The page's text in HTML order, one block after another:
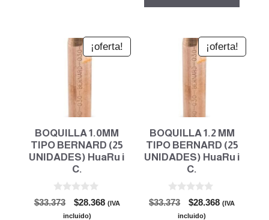
¡oferta!
BOQUILLA 1.0MM
TIPO BERNARD (25
UNIDADES) HuaRu i
C.
0
d
$33.373
El
precio
$28.368El(IVA
incluido)
¡oferta!
BOQUILLA 1.2 MM
TIPO BERNARD (25
UNIDADES) HuaRu i
C.
0
d
$33.373
El
precio
$28.368El(IVA
incluido)